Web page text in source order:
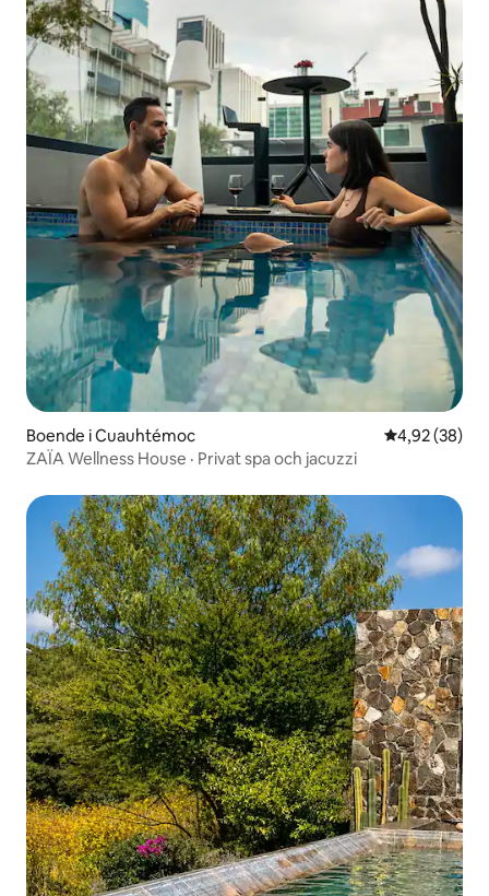
Boende i Cuauhtémoc 4,92 av 5 i
4,92 (38)
ZAÏA Wellness House · Privat spa och jacuzzi